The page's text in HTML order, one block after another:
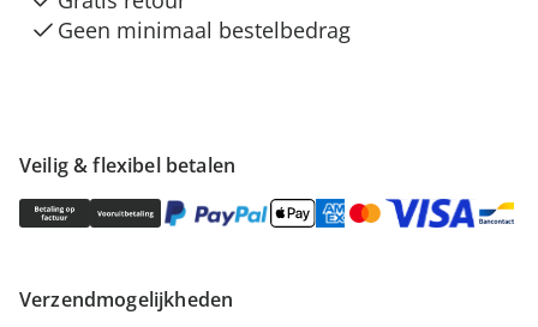
Veilig & flexibel betalen
Verzendmogelijkheden
Geen minimaal bestelbedrag